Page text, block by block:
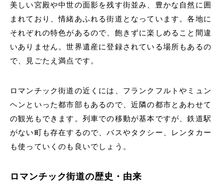
美しい宮殿や中世の面影を残す街並み、豊かな自然に囲
まれており、情緒あふれる街道となっています。各地に
それぞれの特色があるので、飽きずに楽しめること間違
いありません。世界遺産に登録されている場所もあるの
で、見ごたえ満点です。
ロマンチック街道の近くには、フランクフルトやミュン
ヘンといった都市部もあるので、近隣の都市とあわせて
の観光もできます。 列車での移動が基本ですが、鉄道駅
がない町も存在するので、バスやタクシー、レンタカー
も使っていくのも良いでしょう。
ロマンチック街道の歴史・由来